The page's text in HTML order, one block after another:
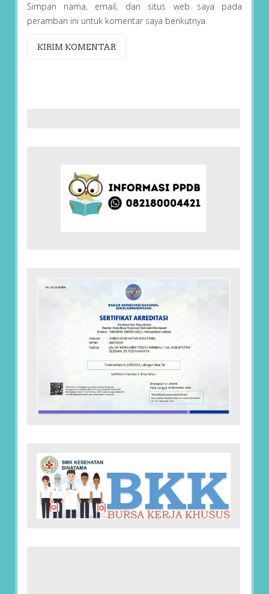
Simpan nama, email, dan situs web saya pada
peramban ini untuk komentar saya berikutnya.